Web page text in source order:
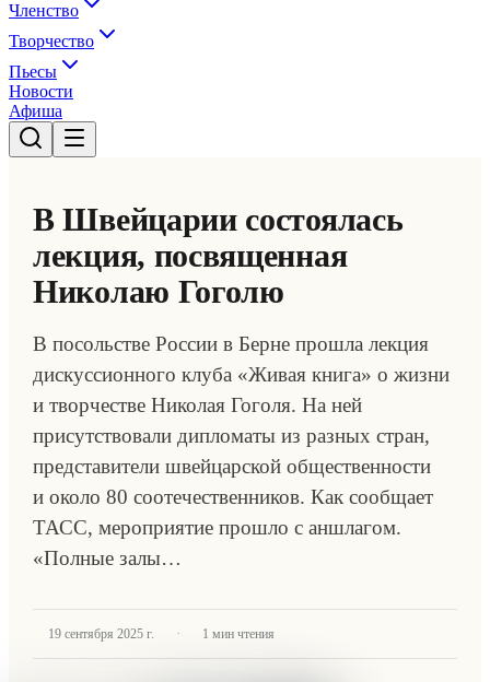
Членство
Творчество
Пьесы
Новости
Афиша
В Швейцарии состоялась
лекция, посвященная
Николаю Гоголю
В посольстве России в Берне прошла лекция
дискуссионного клуба «Живая книга» о жизни
и творчестве Николая Гоголя. На ней
присутствовали дипломаты из разных стран,
представители швейцарской общественности
и около 80 соотечественников. Как сообщает
ТАСС, мероприятие прошло с аншлагом.
«Полные залы…
19 сентября 2025 г. · 1 мин чтения